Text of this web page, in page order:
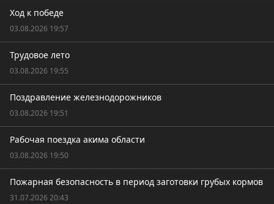
Ход к победе
03.08.2026 19:57
Трудовое лето
03.08.2026 19:55
Поздравление железнодорожников
03.08.2026 19:51
Рабочая поездка акима области
03.08.2026 19:50
Пожарная безопасность в период заготовки грубых кормов
31.07.2026 20:43